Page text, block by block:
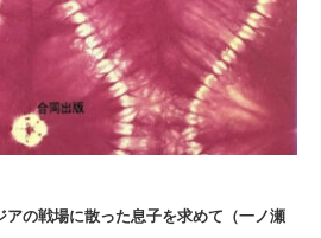
アの戦場に散った息子を求めて（一ノ瀬